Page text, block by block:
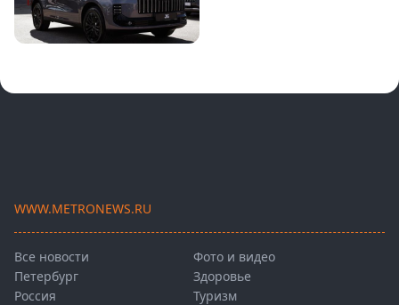
WWW.METRONEWS.RU
Все новости
Петербург
Россия
Фото и видео
Здоровье
Туризм